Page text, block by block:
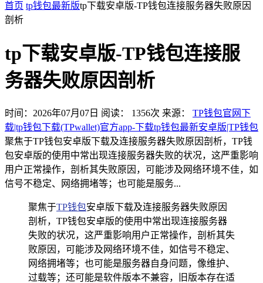
首页 tp钱包最新版tp下载安卓版-TP钱包连接服务器失败原因
剖析
tp下载安卓版-TP钱包连接服
务器失败原因剖析
时间：2026年07月07日 阅读： 1356次 来源： TP钱包官网下
载|tp钱包下载(TPwallet)官方app-下载tp钱包最新安卓版|TP钱包
聚焦于TP钱包安卓版下载及连接服务器失败原因剖析，TP钱
包安卓版的使用中常出现连接服务器失败的状况，这严重影响
用户正常操作，剖析其失败原因，可能涉及网络环境不佳，如
信号不稳定、网络拥堵等；也可能是服务...
聚焦于TP钱包安卓版下载及连接服务器失败原因
剖析，TP钱包安卓版的使用中常出现连接服务器
失败的状况，这严重影响用户正常操作，剖析其失
败原因，可能涉及网络环境不佳，如信号不稳定、
网络拥堵等；也可能是服务器自身问题，像维护、
过载等；还可能是软件版本不兼容，旧版本存在适